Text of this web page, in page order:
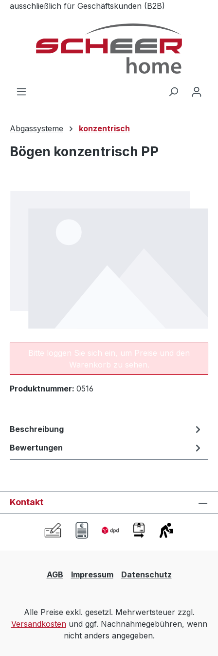
Zum Hauptinhalt springen
ausschließlich für Geschäftskunden (B2B)
Abgassysteme konzentrisch
Bögen konzentrisch PP
Bitte loggen Sie sich ein, um Preise und den
Warenkorb zu sehen.
Produktnummer: 0516
Beschreibung
Bewertungen
Kontakt
AGB Impressum Datenschutz
Alle Preise exkl. gesetzl. Mehrwertsteuer zzgl.
Versandkostenund ggf. Nachnahmegebühren, wenn
nicht anders angegeben.